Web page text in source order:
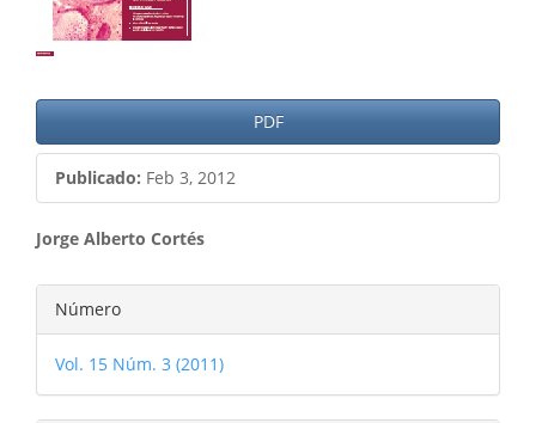
PDF
Publicado: Feb 3, 2012
Contenido
principal
del
artículo
Jorge Alberto Cortés
Detalles
del
artículo
Número
Vol. 15 Núm. 3 (2011)